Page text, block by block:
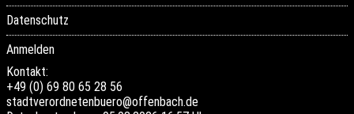
Datenschutz
Anmelden
Kontakt:
+49 (0) 69 80 65 28 56
stadtverordnetenbuero@offenbach.de